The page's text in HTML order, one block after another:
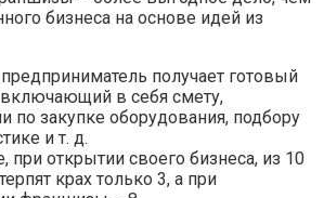
бизнеса на основе идей из
получает готовый
в себя смету,
по закупке оборудования, подбору
и т. д.
при открытии своего бизнеса, из 10
крах только 3, а при